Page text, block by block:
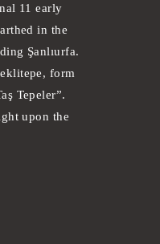
11 early
in the
Şanlıurfa.
form
Tepeler”.
upon the